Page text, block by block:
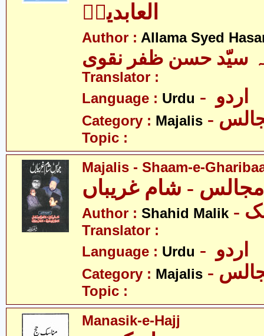
العابدینؑ
Author : Allama Syed
سیّد حسن ظفر نقوی
Translator :
Language : Urdu
Category : Majalis
Topic :
Majalis - Shaam-e-
مجالس - شام غریباں
Author : Shahid Malik
Translator :
Language : Urdu
Category : Majalis
Topic :
Manasik-e-Hajj